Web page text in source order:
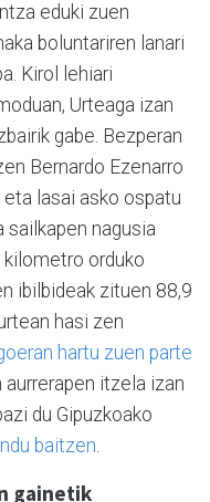
eduki zuen
boluntariren lanari
Kirol lehiari
Urteaga izan
gabe. Bezperan
Bernardo Ezenarro
eta lasai asko ospatu
sailkapen nagusia
kilometro orduko
ibilbideak zituen 88,9
hasi zen
hartu zuen parte
aurrerapen itzela izan
du Gipuzkoako
baitzen.
gainetik